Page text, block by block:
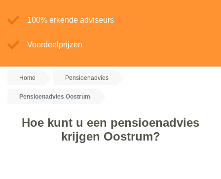
100% erkende adviseurs
Voordeelprijzen
Home Pensioenadvies
Pensioenadvies Oostrum
Hoe kunt u een pensioenadvies
krijgen Oostrum?